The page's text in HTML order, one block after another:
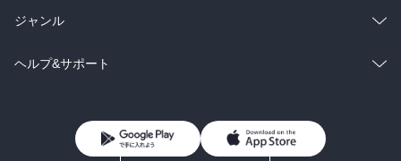
BL・TL
雑誌・グラビア
BL・TL
ラノベ
雑誌・グラビア
総合
ラノベ
ジャンル
コミック
ライトノベル 男子向けラノベ
ヘルプ&サポート
よくあるご質問 お問い合わせ